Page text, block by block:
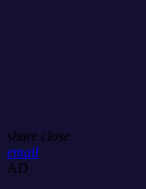
share close
email
AD